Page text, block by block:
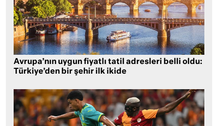
Avrupa’nın uygun fiyatlı tatil adresleri belli oldu:
Türkiye’den bir şehir ilk ikide